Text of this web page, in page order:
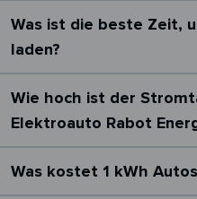
Was ist die beste Zeit,
laden?
Wie hoch ist der
Elektroauto Rabot
Was kostet 1 kWh